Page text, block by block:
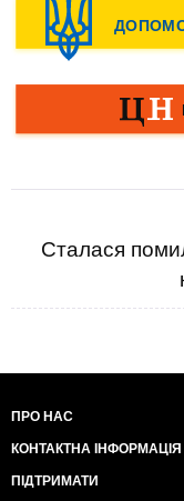
Сталася
ПРО НАС
КОНТАКТНА ІНФОРМАЦІЯ
ПІДТРИМАТИ